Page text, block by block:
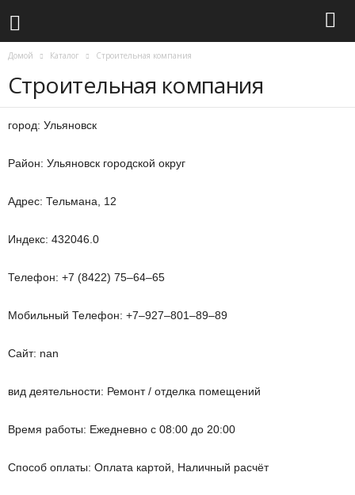
Домой Каталог Строительная компания
Строительная компания
город: Ульяновск
Район: Ульяновск городской округ
Адрес: Тельмана, 12
Индекс: 432046.0
Телефон: +7 (8422) 75‒64‒65
Мобильный Телефон: +7‒927‒801‒89‒89
Сайт: nan
вид деятельности: Ремонт / отделка помещений
Время работы: Ежедневно с 08:00 до 20:00
Способ оплаты: Оплата картой, Наличный расчёт